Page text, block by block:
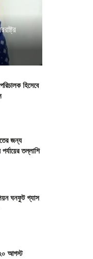
হিসেবে
জন্য
তল্লাশি
ঘনফুট গ্যাস
২০ আগস্ট